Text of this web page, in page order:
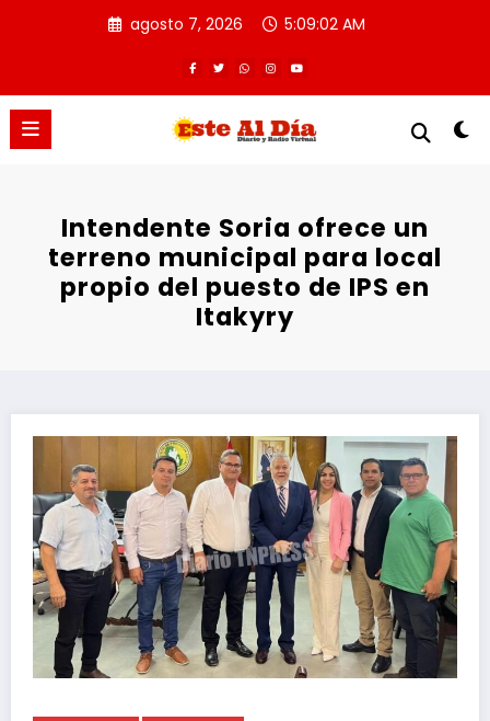
agosto 7, 2026 5:09:03 AM
Intendente Soria ofrece un
terreno municipal para local
propio del puesto de IPS en
Itakyry